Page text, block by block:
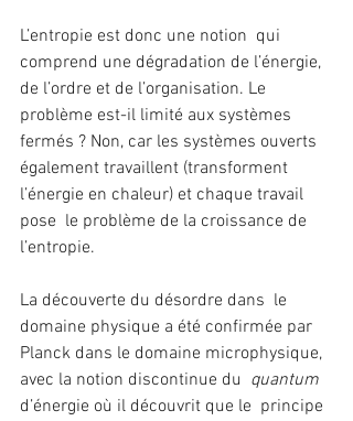
L’entropie est donc une notion  qui
comprend une dégradation de l’énergie,
de l’ordre et de l’organisation. Le
problème est-il limité aux systèmes
fermés ? Non, car les systèmes ouverts
également travaillent (transforment
l’énergie en chaleur) et chaque travail
pose  le problème de la croissance de
l’entropie.
La découverte du désordre dans  le
domaine physique a été confirmée par
Planck dans le domaine microphysique,
avec la notion discontinue du quantum
d’énergie où il découvrit que le  principe